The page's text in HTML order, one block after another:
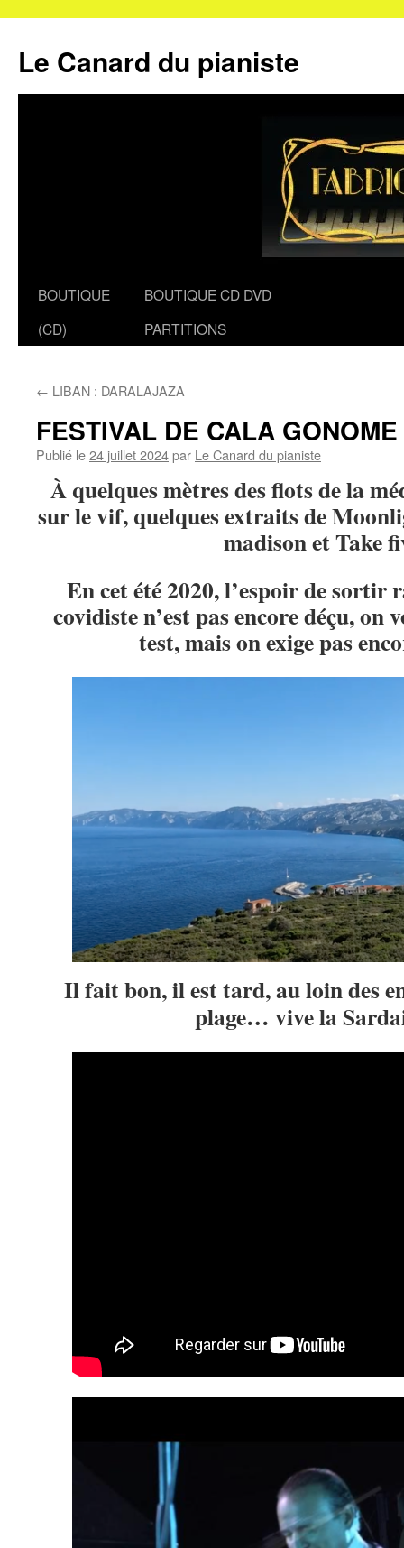
Le Canard du pianiste
Aller
BOUTIQUE
(CD)
BOUTIQUE CD DVD
PARTITIONS
← LIBAN : DARALAJAZA
FESTIVAL DE CALA GONOME
Publié le24 juillet 2024par Le Canard du pianiste
À quelques mètres des flots de la
sur le vif, quelques extraits de
madison et Take
En cet été 2020, l’espoir de sortir
covidiste n’est pas encore déçu,on
test, mais on exige pas
Il fait bon, il est tard, au loin des
plage… vive la